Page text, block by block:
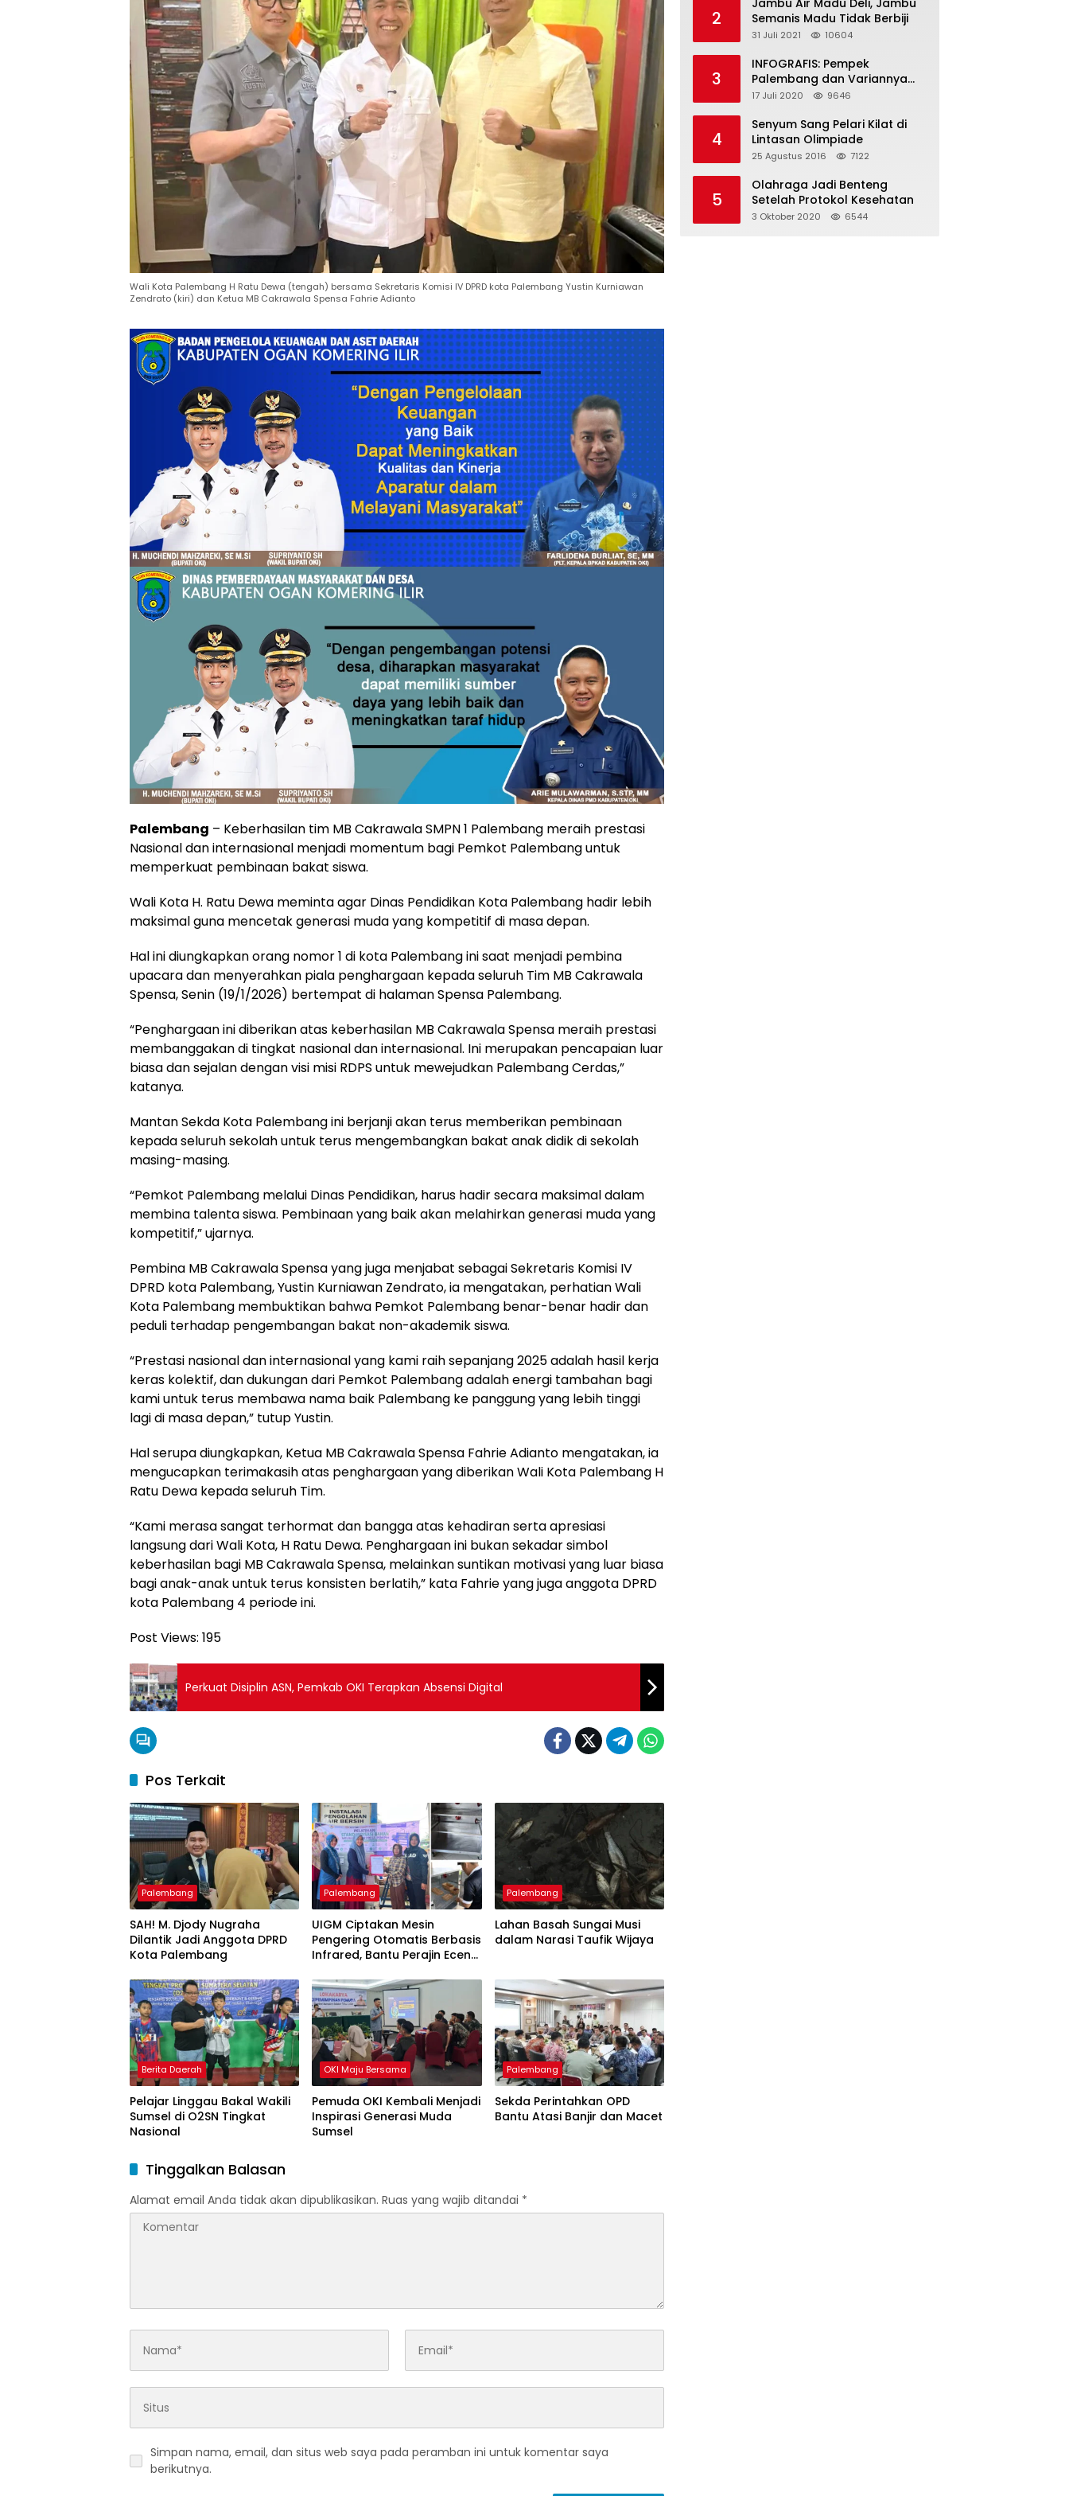
Wali Kota Palembang H Ratu Dewa (tengah) bersama Sekretaris Komisi IV DPRD kota Palembang Yustin Kurniawan
Zendrato (kiri) dan Ketua MB Cakrawala Spensa Fahrie Adianto
Palembang – Keberhasilan tim MB Cakrawala SMPN 1 Palembang meraih prestasi
Nasional dan internasional menjadi momentum bagi Pemkot Palembang untuk
memperkuat pembinaan bakat siswa.
Wali Kota H. Ratu Dewa meminta agar Dinas Pendidikan Kota Palembang hadir lebih
maksimal guna mencetak generasi muda yang kompetitif di masa depan.
Hal ini diungkapkan orang nomor 1 di kota Palembang ini saat menjadi pembina
upacara dan menyerahkan piala penghargaan kepada seluruh Tim MB Cakrawala
Spensa, Senin (19/1/2026) bertempat di halaman Spensa Palembang.
“Penghargaan ini diberikan atas keberhasilan MB Cakrawala Spensa meraih prestasi
membanggakan di tingkat nasional dan internasional. Ini merupakan pencapaian luar
biasa dan sejalan dengan visi misi RDPS untuk mewejudkan Palembang Cerdas,”
katanya.
Mantan Sekda Kota Palembang ini berjanji akan terus memberikan pembinaan
kepada seluruh sekolah untuk terus mengembangkan bakat anak didik di sekolah
masing-masing.
“Pemkot Palembang melalui Dinas Pendidikan, harus hadir secara maksimal dalam
membina talenta siswa. Pembinaan yang baik akan melahirkan generasi muda yang
kompetitif,” ujarnya.
Pembina MB Cakrawala Spensa yang juga menjabat sebagai Sekretaris Komisi IV
DPRD kota Palembang, Yustin Kurniawan Zendrato, ia mengatakan, perhatian Wali
Kota Palembang membuktikan bahwa Pemkot Palembang benar-benar hadir dan
peduli terhadap pengembangan bakat non-akademik siswa.
“Prestasi nasional dan internasional yang kami raih sepanjang 2025 adalah hasil kerja
keras kolektif, dan dukungan dari Pemkot Palembang adalah energi tambahan bagi
kami untuk terus membawa nama baik Palembang ke panggung yang lebih tinggi
lagi di masa depan,” tutup Yustin.
Hal serupa diungkapkan, Ketua MB Cakrawala Spensa Fahrie Adianto mengatakan, ia
mengucapkan terimakasih atas penghargaan yang diberikan Wali Kota Palembang H
Ratu Dewa kepada seluruh Tim.
“Kami merasa sangat terhormat dan bangga atas kehadiran serta apresiasi
langsung dari Wali Kota, H Ratu Dewa. Penghargaan ini bukan sekadar simbol
keberhasilan bagi MB Cakrawala Spensa, melainkan suntikan motivasi yang luar biasa
bagi anak-anak untuk terus konsisten berlatih,” kata Fahrie yang juga anggota DPRD
kota Palembang 4 periode ini.
Post Views: 195
Perkuat Disiplin ASN, Pemkab OKI Terapkan Absensi Digital
Pos Terkait
Palembang
SAH! M. Djody Nugraha
Dilantik Jadi Anggota DPRD
Kota Palembang
Palembang
UIGM Ciptakan Mesin
Pengering Otomatis Berbasis
Infrared, Bantu Perajin Eceng
Palembang
Lahan Basah Sungai Musi
dalam Narasi Taufik Wijaya
Berita Daerah
Pelajar Linggau Bakal Wakili
Sumsel di O2SN Tingkat
Nasional
OKI Maju Bersama
Pemuda OKI Kembali Menjadi
Inspirasi Generasi Muda
Sumsel
Palembang
Sekda Perintahkan OPD
Bantu Atasi Banjir dan Macet
Tinggalkan Balasan
Alamat email Anda tidak akan dipublikasikan. Ruas yang wajib ditandai *
Simpan nama, email, dan situs web saya pada peramban ini untuk komentar saya
berikutnya.
2
Jambu Air Madu Deli, Jambu
Semanis Madu Tidak Berbiji
31 Juli 2021 10604
3
INFOGRAFIS: Pempek
Palembang dan Variannya
yang Melegenda
17 Juli 2020 9646
4
Senyum Sang Pelari Kilat di
Lintasan Olimpiade
25 Agustus 2016 7122
5
Olahraga Jadi Benteng
Setelah Protokol Kesehatan
3 Oktober 2020 6544